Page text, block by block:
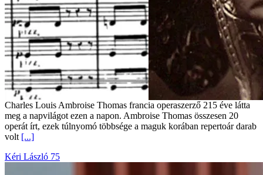
Charles Louis Ambroise Thomas francia operaszerző 215 éve látta
meg a napvilágot ezen a napon. Ambroise Thomas összesen 20
operát írt, ezek túlnyomó többsége a maguk korában repertoár darab
volt [...]
Kéri László 75